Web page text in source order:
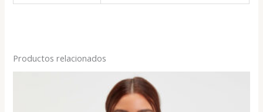
Productos relacionados